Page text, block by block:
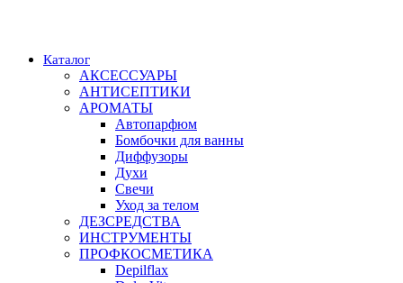
Каталог
АКСЕССУАРЫ
АНТИСЕПТИКИ
АРОМАТЫ
Автопарфюм
Бомбочки для ванны
Диффузоры
Духи
Свечи
Уход за телом
ДЕЗСРЕДСТВА
ИНСТРУМЕНТЫ
ПРОФКОСМЕТИКА
Depilflax